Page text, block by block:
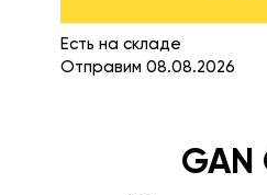
Есть на складе
Отправим 08.08.2026
GAN